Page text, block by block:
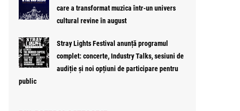
care a transformat muzica într-un univers
cultural revine în august
Stray Lights Festival anunță programul
complet: concerte, Industry Talks, sesiuni de
audiție și noi opțiuni de participare pentru
public